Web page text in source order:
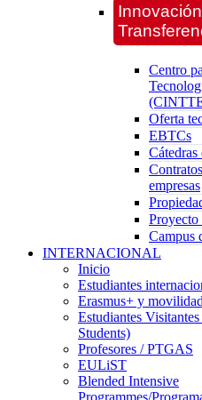
Centro
Oferta
EBTCs
empresas
Campus
INTERNACIONAL
Inicio
Estudiantes
Erasmus+ y movilidad
Estudiantes
Students)
Profesores / PTGAS
EULiST
Blended Intensive
Programmes/